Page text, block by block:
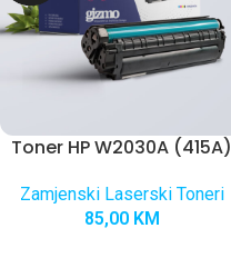
Toner HP W2030A (415A)
Zamjenski Laserski Toneri
85,00 KM